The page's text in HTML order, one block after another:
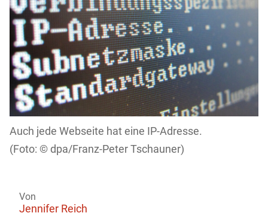
Auch jede Webseite hat eine IP-Adresse.
dpa/Franz-Peter Tschauner)
Von
Jennifer Reich